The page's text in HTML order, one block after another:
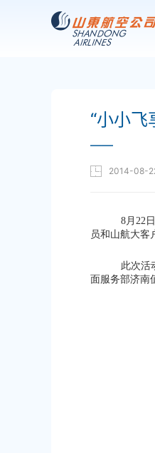
“小小飞
——
2014-08-
8月22
员和山航大客
此次活
面服务部济南